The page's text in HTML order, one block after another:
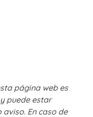
página web es
puede estar
En caso de